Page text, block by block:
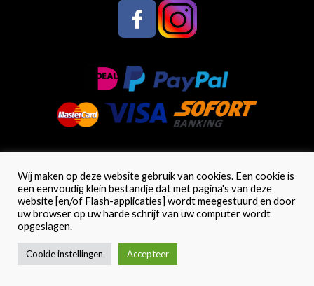
© Sieraden & meer. Alle rechten voorbehouden. |
Wij maken op deze website gebruik van cookies. Een cookie is
een eenvoudig klein bestandje dat met pagina's van deze
website [en/of Flash-applicaties] wordt meegestuurd en door
uw browser op uw harde schrijf van uw computer wordt
opgeslagen.
Cookie instellingen Accepteer
Hoe kan ik je helpen?